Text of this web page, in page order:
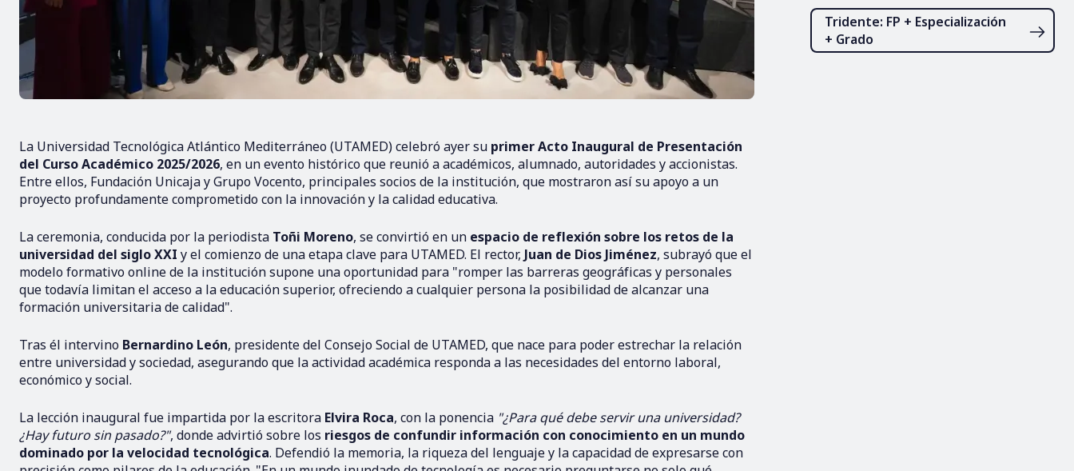
La Universidad Tecnológica Atlántico Mediterráneo (UTAMED) celebró ayer su primer Acto Inaugural de Presentación
del Curso Académico 2025/2026, en un evento histórico que reunió a académicos, alumnado, autoridades y accionistas.
Entre ellos, Fundación Unicaja y Grupo Vocento, principales socios de la institución, que mostraron así su apoyo a un
proyecto profundamente comprometido con la innovación y la calidad educativa.
La ceremonia, conducida por la periodista Toñi Moreno, se convirtió en un espacio de reflexión sobre los retos de la
universidad del siglo XXI y el comienzo de una etapa clave para UTAMED. El rector, Juan de Dios Jiménez, subrayó que el
modelo formativo online de la institución supone una oportunidad para "romper las barreras geográficas y personales
que todavía limitan el acceso a la educación superior, ofreciendo a cualquier persona la posibilidad de alcanzar una
formación universitaria de calidad".
Tras él intervino Bernardino León, presidente del Consejo Social de UTAMED, que nace para poder estrechar la relación
entre universidad y sociedad, asegurando que la actividad académica responda a las necesidades del entorno laboral,
económico y social.
La lección inaugural fue impartida por la escritora Elvira Roca, con la ponencia "¿Para qué debe servir una universidad?
¿Hay futuro sin pasado?", donde advirtió sobre los riesgos de confundir información con conocimiento en un mundo
dominado por la velocidad tecnológica. Defendió la memoria, la riqueza del lenguaje y la capacidad de expresarse con
Tridente: FP + Especialización
+ Grado